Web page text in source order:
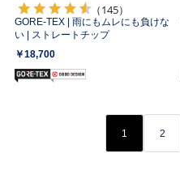
（145）
GORE-TEX | 雨にもムレにも負けな
い | ストレートチップ
￥18,700
1 2